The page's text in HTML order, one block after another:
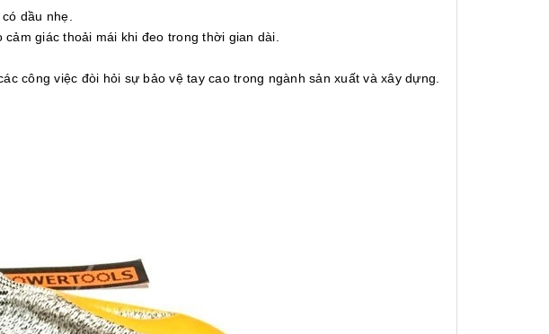
dầu nhẹ.
giác thoải mái khi đeo trong thời gian dài.
công việc đòi hỏi sự bảo vệ tay cao trong ngành sản xuất và xây dựng.